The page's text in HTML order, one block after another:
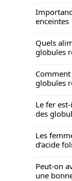
enceintes
Quels
globules
globules
Le fer
des
Les
d’acide
Peut-on
une